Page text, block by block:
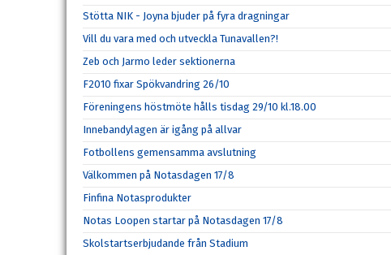
Stötta NIK - Joyna bjuder på fyra dragningar
Vill du vara med och utveckla Tunavallen?!
Zeb och Jarmo leder sektionerna
F2010 fixar Spökvandring 26/10
Föreningens höstmöte hålls tisdag 29/10 kl.18.00
Innebandylagen är igång på allvar
Fotbollens gemensamma avslutning
Välkommen på Notasdagen 17/8
Finfina Notasprodukter
Notas Loopen startar på Notasdagen 17/8
Skolstartserbjudande från Stadium